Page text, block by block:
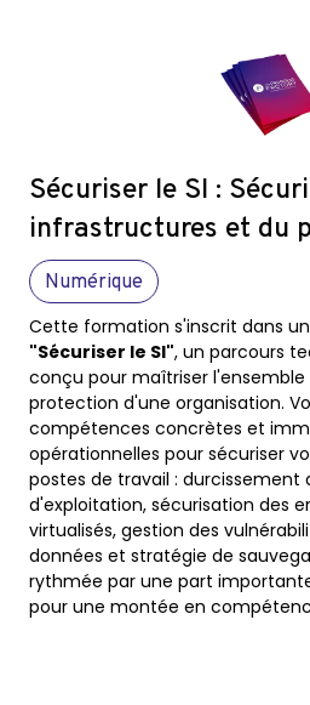
Sécuriser le SI :
infrastructures et du
Numérique
Cette formation s'inscrit dans
"Sécuriser le SI", un parcours
conçu pour maîtriser l'ensemble
protection d'une organisation.
compétences concrètes et
opérationnelles pour sécuriser
postes de travail : durcissement
d'exploitation, sécurisation des
virtualisés, gestion des
données et stratégie de
rythmée par une part
pour une montée en